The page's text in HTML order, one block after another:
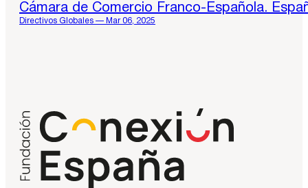
Cámara de Comercio Franco-Española.
Directivos Globales — Mar 06, 2025